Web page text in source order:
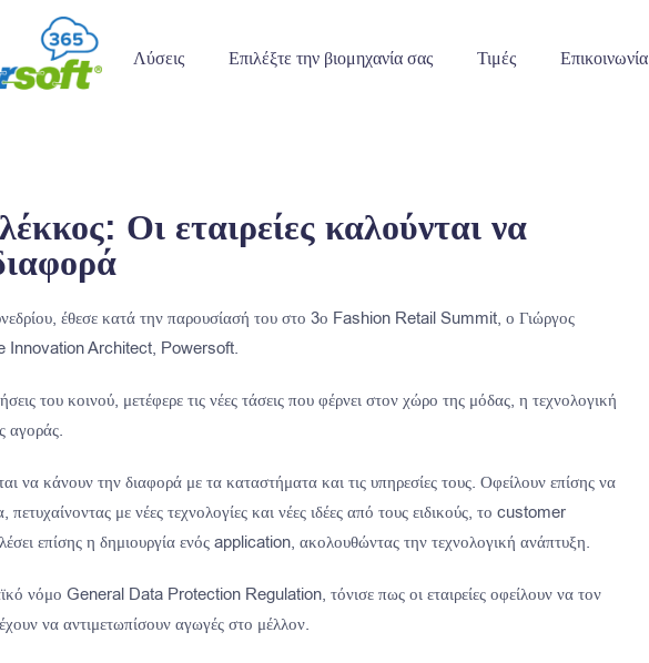
Λύσεις Επιλέξτε την βιομηχανία σας Τιμές Επικοινωνία
Οι εταιρείες καλούνται να
έθεσε κατά την παρουσίασή του στο 3ο Fashion Retail Summit, ο Γιώργος
Innovation Architect, Powersoft.
του κοινού, μετέφερε τις νέες τάσεις που φέρνει στον χώρο της μόδας, η τεχνολογική
αγοράς.
να κάνουν την διαφορά με τα καταστήματα και τις υπηρεσίες τους. Οφείλουν επίσης να
πετυχαίνοντας με νέες τεχνολογίες και νέες ιδέες από τους ειδικούς, το customer
επίσης η δημιουργία ενός application, ακολουθώντας την τεχνολογική ανάπτυξη.
νόμο General Data Protection Regulation, τόνισε πως οι εταιρείες οφείλουν να τον
να αντιμετωπίσουν αγωγές στο μέλλον.